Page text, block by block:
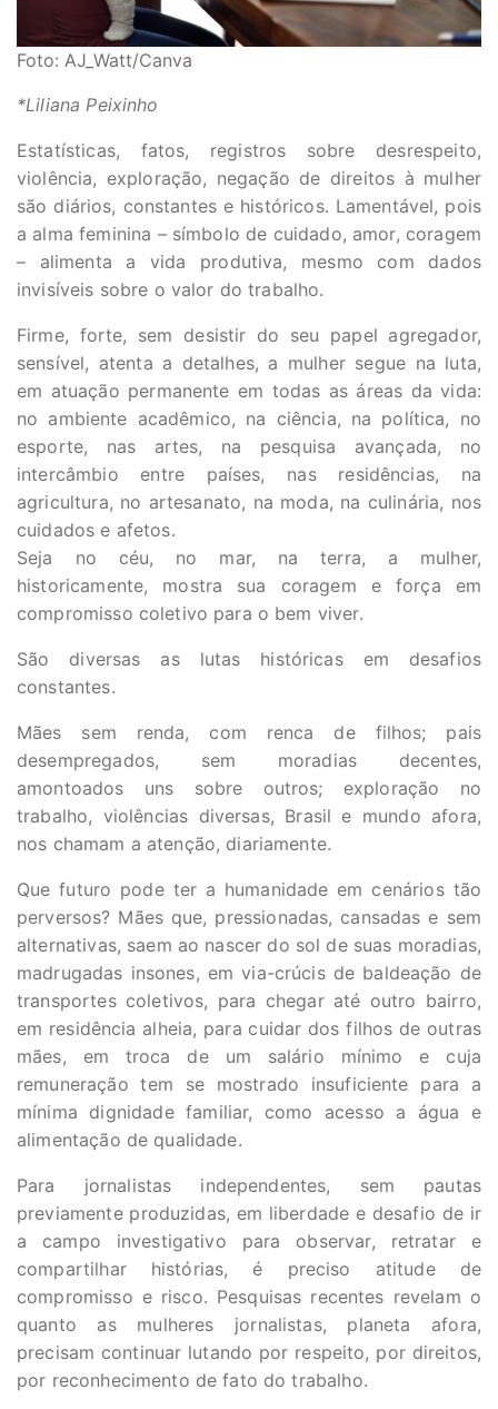
Foto: AJ_Watt/Canva
*Liliana Peixinho
Estatísticas, fatos, registros sobre desrespeito,
violência, exploração, negação de direitos à mulher
são diários, constantes e históricos. Lamentável, pois
a alma feminina – símbolo de cuidado, amor, coragem
– alimenta a vida produtiva, mesmo com dados
invisíveis sobre o valor do trabalho.
Firme, forte, sem desistir do seu papel agregador,
sensível, atenta a detalhes, a mulher segue na luta,
em atuação permanente em todas as áreas da vida:
no ambiente acadêmico, na ciência, na política, no
esporte, nas artes, na pesquisa avançada, no
intercâmbio entre países, nas residências, na
agricultura, no artesanato, na moda, na culinária, nos
cuidados e afetos.
Seja no céu, no mar, na terra, a mulher,
historicamente, mostra sua coragem e força em
compromisso coletivo para o bem viver.
São diversas as lutas históricas em desafios
constantes.
Mães sem renda, com renca de filhos; pais
desempregados, sem moradias decentes,
amontoados uns sobre outros; exploração no
trabalho, violências diversas, Brasil e mundo afora,
nos chamam a atenção, diariamente.
Que futuro pode ter a humanidade em cenários tão
perversos? Mães que, pressionadas, cansadas e sem
alternativas, saem ao nascer do sol de suas moradias,
madrugadas insones, em via-crúcis de baldeação de
transportes coletivos, para chegar até outro bairro,
em residência alheia, para cuidar dos filhos de outras
mães, em troca de um salário mínimo e cuja
remuneração tem se mostrado insuficiente para a
mínima dignidade familiar, como acesso a água e
alimentação de qualidade.
Para jornalistas independentes, sem pautas
previamente produzidas, em liberdade e desafio de ir
a campo investigativo para observar, retratar e
compartilhar histórias, é preciso atitude de
compromisso e risco. Pesquisas recentes revelam o
quanto as mulheres jornalistas, planeta afora,
precisam continuar lutando por respeito, por direitos,
por reconhecimento de fato do trabalho.